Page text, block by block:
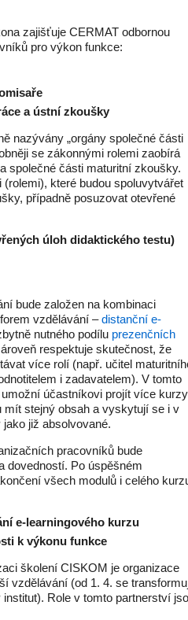
zajišťuje CERMAT odbornou
pro výkon funkce:
a ústní zkoušky
nazývány „orgány společné části
se zákonnými rolemi zaobírá
společné části maturitní zkoušky.
které budou spoluvytvářet
případně posuzovat otevřené
úloh didaktického testu)
bude založen na kombinaci
vzdělávání –distanční e-
nutného podílu prezenčních
respektuje skutečnost, že
více rolí (např. učitel
i zadavatelem). V tomto
účastníkovi projít více kurzy
mít stejný obsah a vyskytují se i v
již absolvované.
pracovníků bude
dovedností. Po úspěšném
všech modulů i celého
e-learningového kurzu
k výkonu funkce
školení CISKOM je organizace
vzdělávání (od 1. 4. se
Role v tomto partnerství